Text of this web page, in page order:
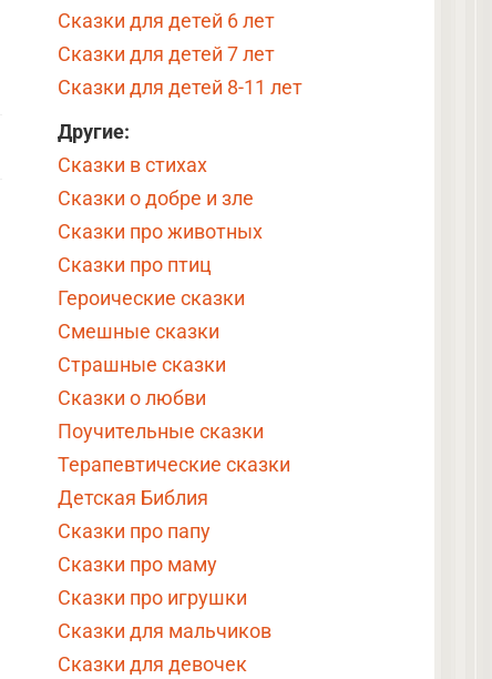
Сказки для детей 6 лет
Сказки для детей 7 лет
Сказки для детей 8-11 лет
Другие:
Сказки в стихах
Сказки о добре и зле
Сказки про животных
Сказки про птиц
Героические сказки
Смешные сказки
Страшные сказки
Сказки о любви
Поучительные сказки
Терапевтические сказки
Детская Библия
Сказки про папу
Сказки про маму
Сказки про игрушки
Сказки для мальчиков
Сказки для девочек